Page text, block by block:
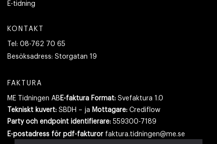
E-tidning
KONTAKT
Tel: 08-762 70 65
Besöksadress: Storgatan 19
FAKTURA
ME Tidningen AB E-faktura Format: Svefaktura 1.0
Tekniskt kuvert: SBDH – ja Mottagare: Crediflow
Party och endpoint identifierare: 559300-7189
E-postadress för pdf-fakturor faktura.tidningen@me.se